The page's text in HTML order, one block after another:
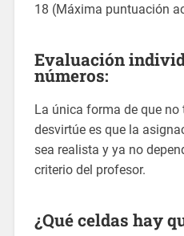
18 (Máxima puntuación
Evaluación
números:
La única forma de que no
desvirtúe es que la
sea realista y ya no
criterio del profesor.
¿Qué celdas hay